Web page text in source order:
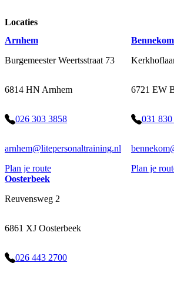
Locaties
Arnhem
Burgemeester Weertsstraat 73
6814 HN Arnhem
026 303 3858
arnhem@litepersonaltraining.nl
Plan je route
Bennekom
6721 EW
031
Plan je
Oosterbeek
Reuvensweg 2
6861 XJ Oosterbeek
026 443 2700